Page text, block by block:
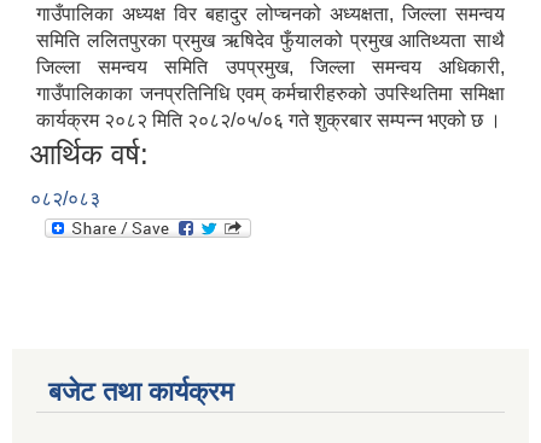
गाउँपालिका अध्यक्ष विर बहादुर लोप्चनको अध्यक्षता, जिल्ला समन्वय
समिति ललितपुरका प्रमुख ऋषिदेव फुँयालको प्रमुख आतिथ्यता साथै
जिल्ला समन्वय समिति उपप्रमुख, जिल्ला समन्वय अधिकारी,
गाउँपालिकाका जनप्रतिनिधि एवम् कर्मचारीहरुको उपस्थितिमा समिक्षा
कार्यक्रम २०८२ मिति २०८२/०५/०६ गते शुक्रबार सम्पन्न भएको छ ।
आर्थिक वर्ष:
०८२/०८३
बजेट तथा कार्यक्रम